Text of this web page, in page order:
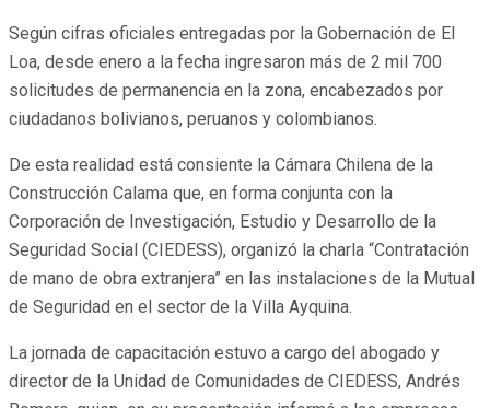
Según cifras oficiales entregadas por la Gobernación de El
Loa, desde enero a la fecha ingresaron más de 2 mil 700
solicitudes de permanencia en la zona, encabezados por
ciudadanos bolivianos, peruanos y colombianos.
De esta realidad está consiente la Cámara Chilena de la
Construcción Calama que, en forma conjunta con la
Corporación de Investigación, Estudio y Desarrollo de la
Seguridad Social (CIEDESS), organizó la charla “Contratación
de mano de obra extranjera” en las instalaciones de la Mutual
de Seguridad en el sector de la Villa Ayquina.
La jornada de capacitación estuvo a cargo del abogado y
director de la Unidad de Comunidades de CIEDESS, Andrés